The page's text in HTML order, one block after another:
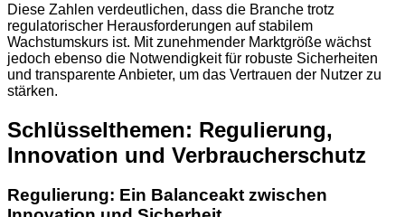
Diese Zahlen verdeutlichen, dass die Branche trotz
regulatorischer Herausforderungen auf stabilem
Wachstumskurs ist. Mit zunehmender Marktgröße wächst
jedoch ebenso die Notwendigkeit für robuste Sicherheiten
und transparente Anbieter, um das Vertrauen der Nutzer zu
stärken.
Schlüsselthemen: Regulierung,
Innovation und Verbraucherschutz
Regulierung: Ein Balanceakt zwischen